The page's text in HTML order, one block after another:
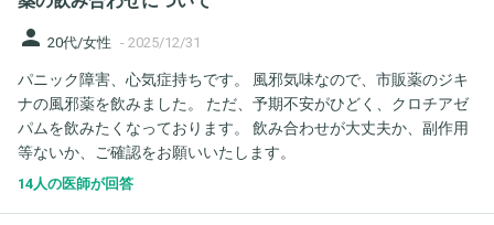
日の朝検査して、陽性であれば飛行機はキャンセルします。陰性
だったときに、このまま飛行機に乗ってもいいものかと、わから
なと思うのですが、みなし陽性と判断する基準はあるのでしょう
か？ また、検査キットで陰性が出たとしても、もし偽陰性だった
場合、子供に感染させる可能性もありますよね？ この場合、子供
はいつ頃発熱しそうでしょうか・・・？ 29日の夜はお風呂や寝る
のも一緒で、30日は夜一緒に寝ています。 今は、私がマスクをし
person 20代/女性 - 2025/12/31
パニック障害、心気症持ちです。 風邪気味なので、市販薬のジキ
ナの風邪薬を飲みました。 ただ、予期不安がひどく、クロチアゼ
パムを飲みたくなっております。 飲み合わせが大丈夫か、副作用
等ないか、ご確認をお願いいたします。
14人の医師が回答